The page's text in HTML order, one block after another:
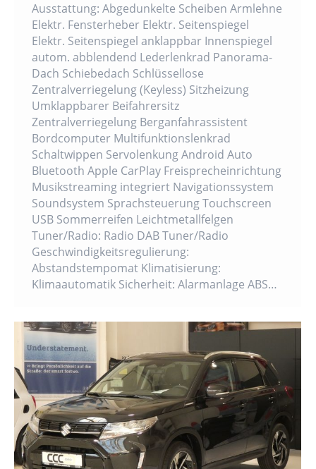
Ausstattung: Abgedunkelte Scheiben Armlehne
Elektr. Fensterheber Elektr. Seitenspiegel
Elektr. Seitenspiegel anklappbar Innenspiegel
autom. abblendend Lederlenkrad Panorama-
Dach Schiebedach Schlüssellose
Zentralverriegelung (Keyless) Sitzheizung
Umklappbarer Beifahrersitz
Zentralverriegelung Berganfahrassistent
Bordcomputer Multifunktionslenkrad
Schaltwippen Servolenkung Android Auto
Bluetooth Apple CarPlay Freisprecheinrichtung
Musikstreaming integriert Navigationssystem
Soundsystem Sprachsteuerung Touchscreen
USB Sommerreifen Leichtmetallfelgen
Tuner/Radio: Radio DAB Tuner/Radio
Geschwindigkeitsregulierung:
Abstandstempomat Klimatisierung:
Klimaautomatik Sicherheit: Alarmanlage ABS…